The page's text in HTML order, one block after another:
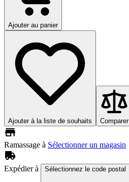
Ajouter au panier
Ajouter à la liste de souhaits Comparer
Ramassage à Sélectionner un magasin
Expédier à Sélectionnez le code postal